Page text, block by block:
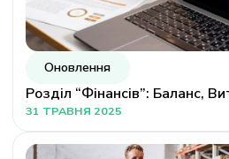
Оновлення
Розділ “Фінансів”: Баланс,
31 ТРАВНЯ 2025